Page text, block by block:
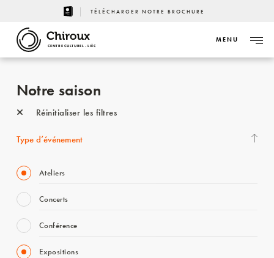
TÉLÉCHARGER NOTRE BROCHURE
CENTRE CULTUREL - LIÈGE
MENU
Notre saison
Réinitialiser les filtres
Type d’événement
Ateliers
Concerts
Conférence
Expositions